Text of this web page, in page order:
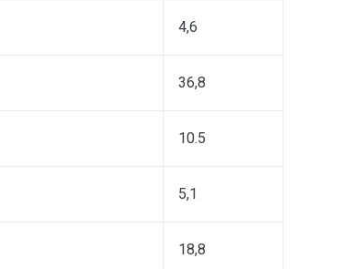
4,6
36,8
10.5
5,1
18,8